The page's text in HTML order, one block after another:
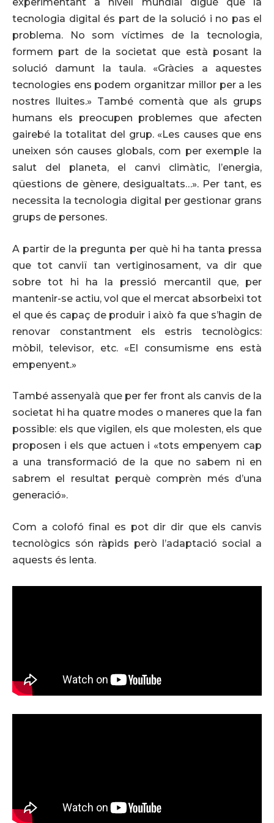
tecnologia digital és part de la solució i no pas el
problema. No som víctimes de la tecnologia,
formem part de la societat que està posant la
solució damunt la taula. «Gràcies a aquestes
tecnologies ens podem organitzar millor per a les
nostres lluites.» També comentà que als grups
humans els preocupen problemes que afecten
gairebé la totalitat del grup. «Les causes que ens
uneixen són causes globals, com per exemple la
salut del planeta, el canvi climàtic, l’energia,
qüestions de gènere, desigualtats…». Per tant, es
necessita la tecnologia digital per gestionar grans
grups de persones.
A partir de la pregunta per què hi ha tanta pressa
que tot canviï tan vertiginosament, va dir que
sobre tot hi ha la pressió mercantil que, per
mantenir-se actiu, vol que el mercat absorbeixi tot
el que és capaç de produir i això fa que s’hagin de
renovar constantment els estris tecnològics:
mòbil, televisor, etc. «El consumisme ens està
empenyent.»
També assenyalà que per fer front als canvis de la
societat hi ha quatre modes o maneres que la fan
possible: els que vigilen, els que molesten, els que
proposen i els que actuen i «tots empenyem cap
a una transformació de la que no sabem ni en
sabrem el resultat perquè comprèn més d’una
generació».
Com a colofó final es pot dir dir que els canvis
tecnològics són ràpids però l’adaptació social a
aquests és lenta.